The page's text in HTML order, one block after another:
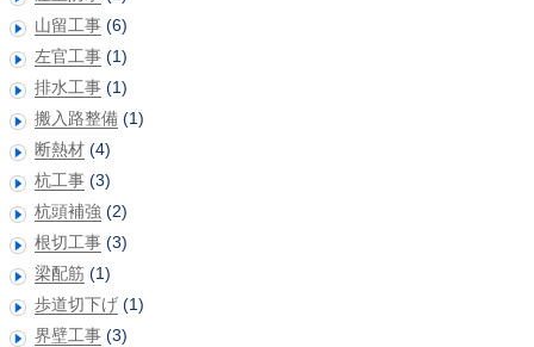
山留工事 (6)
左官工事 (1)
排水工事 (1)
搬入路整備 (1)
断熱材 (4)
杭工事 (3)
杭頭補強 (2)
根切工事 (3)
梁配筋 (1)
歩道切下げ (1)
界壁工事 (3)